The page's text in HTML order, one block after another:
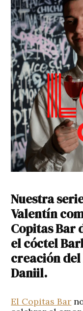
Nuestra
Valentín
Copitas Bar
el cóctel
creación
Daniil.
El Copitas Bar